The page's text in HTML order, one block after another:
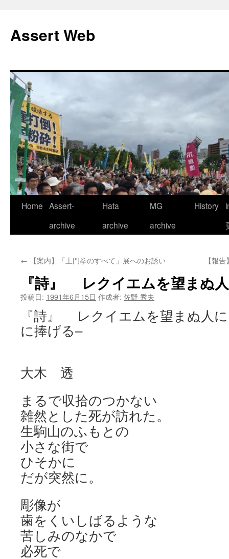
テ
ン
ス
キ
ッ
プ
Assert Web
Home Assert-
archive
Hata
archive
MG
archive
History
← 【案内】「土門拳のすべて」展へのお誘い 【報
『詩』 レクイエムを望まぬ
投稿日: 1991年6月15日 作成者: 佐野 秀夫
『詩』 レクイエムを望まぬ人
に捧げる–
大木 透
まるで収拾のつかない
雑然とした死が訪れた。
生駒山のふもとの
小さな街で
ひそかに
だが突然に。
彫像が
歯をくいしばるような
苦しみのなかで
必死で